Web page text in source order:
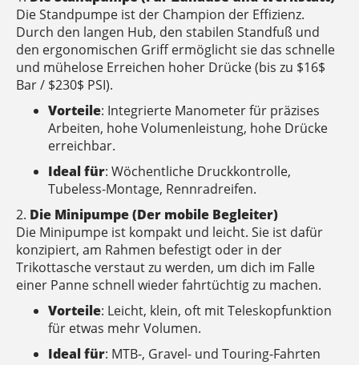
Die Standpumpe ist der Champion der Effizienz.
Durch den langen Hub, den stabilen Standfuß und
den ergonomischen Griff ermöglicht sie das schnelle
und mühelose Erreichen hoher Drücke (bis zu $16$
Bar / $230$ PSI).
Vorteile: Integrierte Manometer für präzises
Arbeiten, hohe Volumenleistung, hohe Drücke
erreichbar.
Ideal für: Wöchentliche Druckkontrolle,
Tubeless-Montage, Rennradreifen.
2. Die Minipumpe (Der mobile Begleiter)
Die Minipumpe ist kompakt und leicht. Sie ist dafür
konzipiert, am Rahmen befestigt oder in der
Trikottasche verstaut zu werden, um dich im Falle
einer Panne schnell wieder fahrtüchtig zu machen.
Vorteile: Leicht, klein, oft mit Teleskopfunktion
für etwas mehr Volumen.
Ideal für: MTB-, Gravel- und Touring-Fahrten